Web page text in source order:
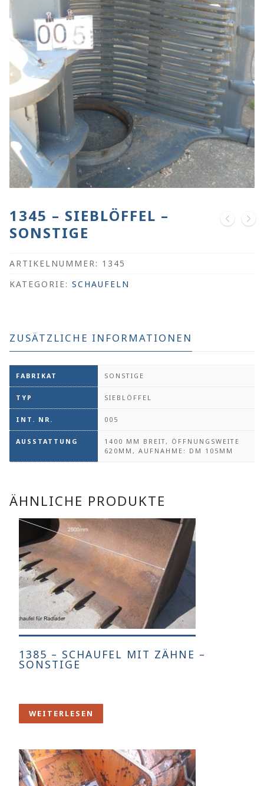
1345 – SIEBLÖFFEL –
SONSTIGE
ARTIKELNUMMER: 1345
KATEGORIE: SCHAUFELN
ZUSÄTZLICHE INFORMATIONEN
FABRIKAT SONSTIGE
TYP SIEBLÖFFEL
INT. NR. 005
AUSSTATTUNG
1400 MM BREIT, ÖFFNUNGSWEITE
620MM, AUFNAHME: DM 105MM
ÄHNLICHE PRODUKTE
1385 – SCHAUFEL MIT ZÄHNE –
SONSTIGE
WEITERLESEN